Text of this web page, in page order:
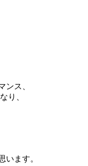
ンス、
り、
います。